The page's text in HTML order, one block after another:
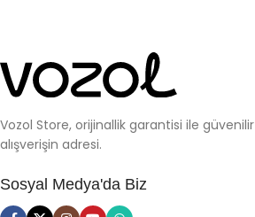
Vozol Store, orijinallik garantisi ile güvenilir
alışverişin adresi.
Sosyal Medya'da Biz